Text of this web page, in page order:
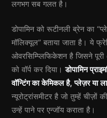
लगभग सब गलत है।
डोपामिन को रूटीनली ब्रेन का
मॉलिक्यूल” बताया जाता है। ये
ओवरसिम्प्लिफिकेशन है जिसने
को वॉर्प कर दिया।डोपामिन
वॉन्टिंग का केमिकल है, प्लेज़र या
न्यूरोट्रांसमीटर है जो तुम्हें चीज़ों
उन्हें पाने पर एन्जॉय कराता है।